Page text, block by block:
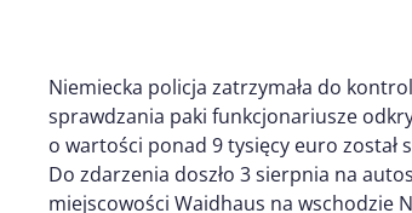
Niemiecka policja zatrzymała do
sprawdzania paki funkcjonariusze
o wartości ponad 9 tysięcy euro został
Do zdarzenia doszło 3 sierpnia na
miejscowości Waidhaus na wschodzie